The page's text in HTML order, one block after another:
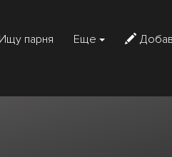
Ищу парня Еще